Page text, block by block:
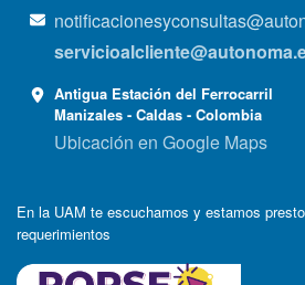
Antigua Estación del Ferrocarril
Manizales - Caldas - Colombia
Ubicación en Google Maps
En la UAM te escuchamos y estamos
requerimientos